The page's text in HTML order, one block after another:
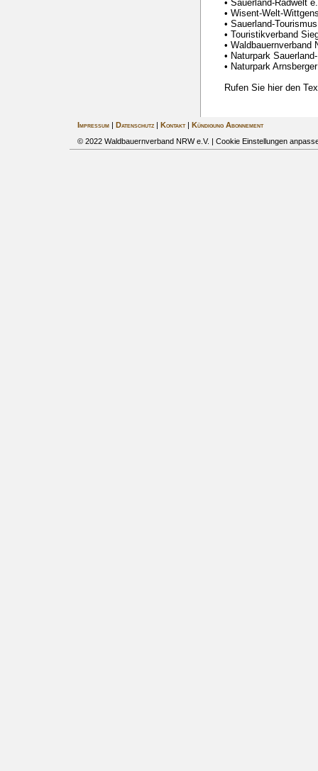
• Sauerland-Radwelt
• Wisent-Welt-
• Sauerland-
• Touristikverband
• Waldbauernverband
• Naturpark
• Naturpark
Rufen Sie hier den
Impressum| Datenschutz| Kontakt|
Kündigung Abonnement
© 2022 Waldbauernverband NRW e.V. | Cookie Einstellungen